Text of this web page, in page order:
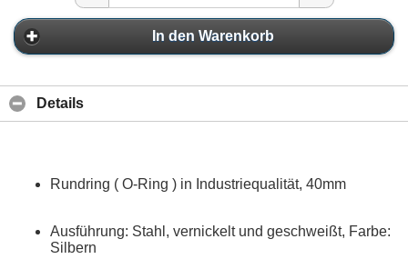
In den Warenkorb
Details
Rundring ( O-Ring ) in Industriequalität, 40mm
Ausführung: Stahl, vernickelt und geschweißt, Farbe:
Silbern